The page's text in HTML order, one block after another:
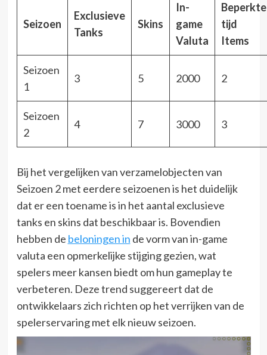
Seizoen
Exclusieve
Tanks
Skins
In-
game
Valuta
Beperkte
tijd
Items
Seizoen
1
3 5 2000 2
Seizoen
2
4 7 3000 3
Bij het vergelijken van verzamelobjecten van
Seizoen 2 met eerdere seizoenen is het duidelijk
dat er een toename is in het aantal exclusieve
tanks en skins dat beschikbaar is. Bovendien
hebben de beloningen in de vorm van in-game
valuta een opmerkelijke stijging gezien, wat
spelers meer kansen biedt om hun gameplay te
verbeteren. Deze trend suggereert dat de
ontwikkelaars zich richten op het verrijken van de
spelerservaring met elk nieuw seizoen.